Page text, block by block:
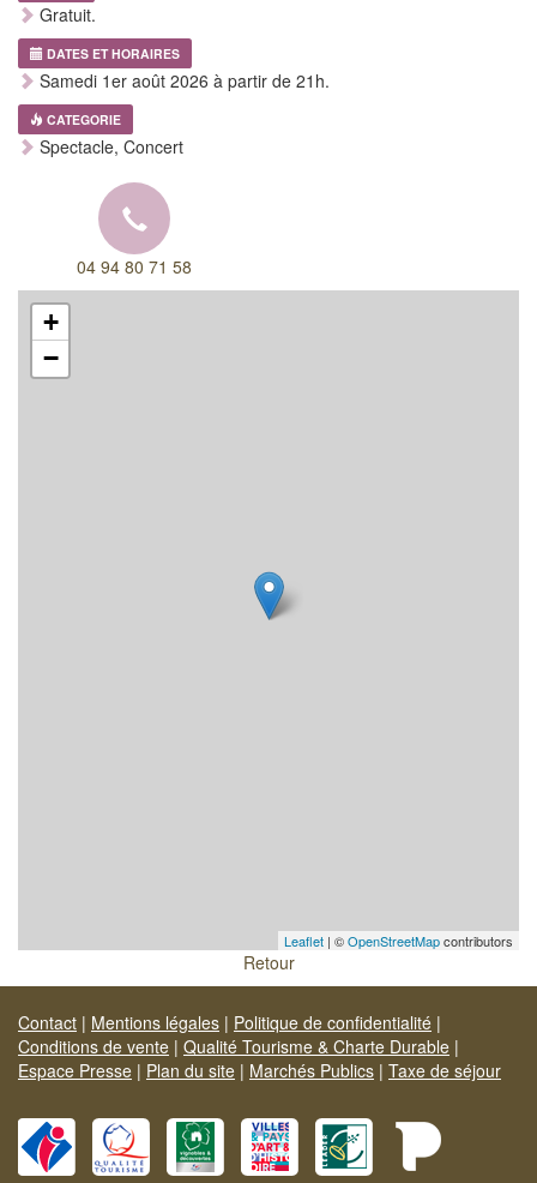
Gratuit.
DATES ET HORAIRES
Samedi 1er août 2026 à partir de 21h.
CATEGORIE
Spectacle, Concert
04 94 80 71 58
+
−
Leaflet | ©OpenStreetMapcontributors
Retour
Contact | Mentions légales | Politique de confidentialité |
Conditions de vente | Qualité Tourisme & Charte Durable |
Espace Presse | Plan du site | Marchés Publics | Taxe de séjour